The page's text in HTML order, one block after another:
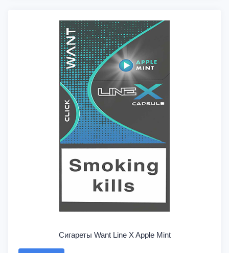
Сигареты Want Line X Apple Mint